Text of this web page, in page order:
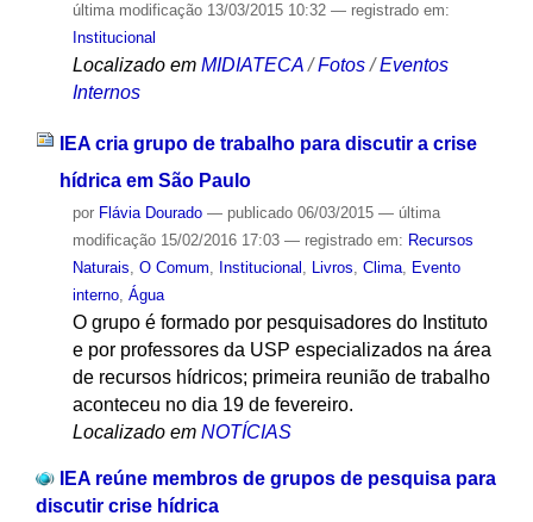
última modificação13/03/2015 10:32 — registrado em:
Institucional
Localizado em MIDIATECA /Fotos /Eventos
Internos
IEA cria grupo de trabalho para discutir a crise
hídrica em São Paulo
por Flávia Dourado — publicado06/03/2015 — última
modificação15/02/2016 17:03 — registrado em: Recursos
Naturais O Comum Institucional Livros Clima,
Evento
interno, Água
O grupo é formado por pesquisadores do Instituto
e por professores da USP especializados na área
de recursos hídricos; primeira reunião de trabalho
aconteceu no dia 19 de fevereiro.
Localizado em NOTÍCIAS
IEA reúne membros de grupos de pesquisa para
discutir crise hídrica